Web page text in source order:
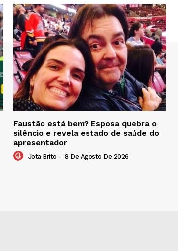
Faustão está bem? Esposa quebra o
silêncio e revela estado de saúde do
apresentador
Jota Brito - 8 De Agosto De 2026